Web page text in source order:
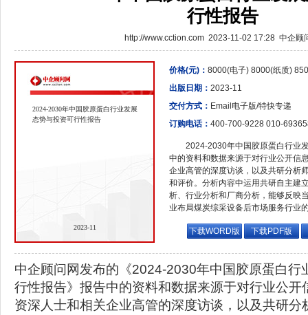
行性报告
http://www.cction.com 2023-11-02 17:28 中企顾
2024-2030年中国胶原蛋白行业发展
态势与投资可行性报告
2023-11
价格(元)： 8000(电子) 8000(纸质)
出版日期： 2023-11
交付方式： Email电子版/特快专递
订购电话： 400-700-9228 010-
2024-2030年中国胶原蛋白行业
中的资料和数据来源于对行业公开信
企业高管的深度访谈，以及共研分析
和评价。分析内容中运用共研自主建
析、行业分析和厂商分析，能够反映
业布局煤炭综采设备后市场服务行业
下载WORD版 下载PDF版
中企顾问网发布的《2024-2030年中国胶原蛋白行
行性报告》报告中的资料和数据来源于对行业公开
资深人士和相关企业高管的深度访谈，以及共研分